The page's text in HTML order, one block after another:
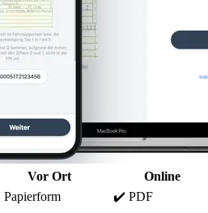
Vor Ort
Online
✔️ PDF